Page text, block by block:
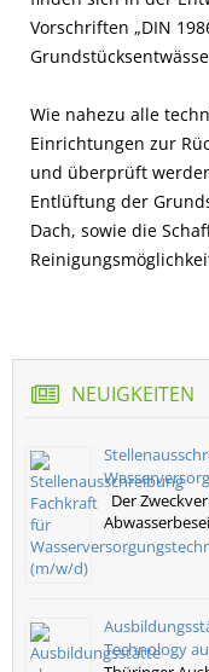
Vorschriften „DIN
Wie nahezu alle
Einrichtungen zur
und überprüft
Entlüftung der
Dach, sowie die
NEUIGKEITEN
Der
Technology